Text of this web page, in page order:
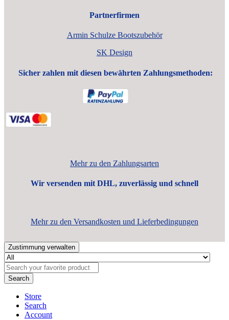
Partnerfirmen
Armin Schulze Bootszubehör
SK Design
Sicher zahlen mit diesen bewährten Zahlungsmethoden:
Mehr zu den Zahlungsarten
Wir versenden mit DHL, zuverlässig und schnell
Mehr zu den Versandkosten und Lieferbedingungen
Zustimmung verwalten
Search
Store
Search
Account